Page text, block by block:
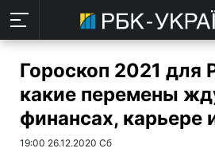
Гороскоп 2021 для
какие перемены
финансах, карьере
19:00 26.12.2020 Сб